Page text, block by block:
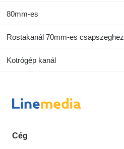
80mm-es
Rostakanál 70mm-es csapszeghez
Kotrógép kanál
Cég